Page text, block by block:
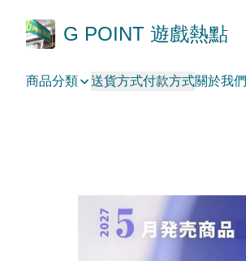
G POINT 遊戲熱點
商品分類 送貨方式付款方式關於我們